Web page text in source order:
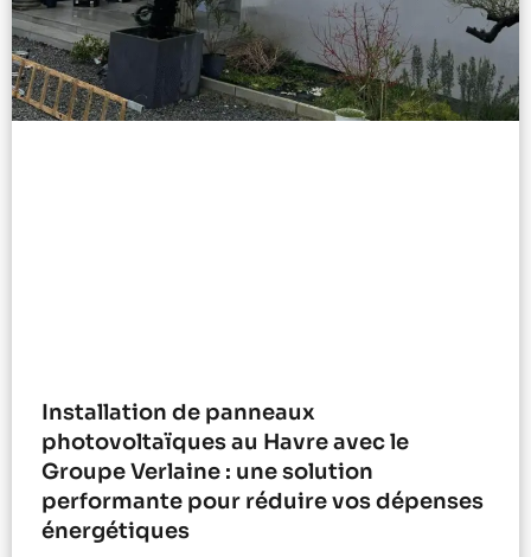
Installation de panneaux
photovoltaïques au Havre avec le
Groupe Verlaine : une solution
performante pour réduire vos dépenses
énergétiques